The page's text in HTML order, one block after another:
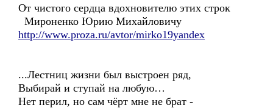
От чистого сердца вдохновителю этих строк
Мироненко Юрию Михайловичу
http://www.proza.ru/avtor/mirko19yandex
...Лестниц жизни был выстроен ряд,
Выбирай и ступай на любую…
Нет перил, но сам чёрт мне не брат -